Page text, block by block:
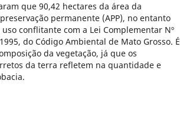
que 90,42 hectares da área da
permanente (APP), no entanto
conflitante com a Lei Complementar Nº
do Código Ambiental de Mato Grosso. É
da vegetação, já que os
da terra refletem na quantidade e